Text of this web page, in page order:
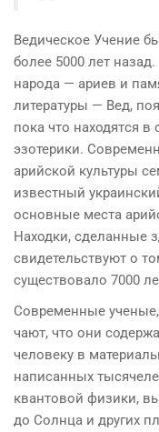
Ведическое Учение
более 5000 лет
наро­да — ариев и
литературы — Вед,
пока что находят­ся в
эзотерики.
арийской культуры
известный
основные места
Находки, сделанные
свидетельствуют о
существовало 7000
Современные
чают, что они
человеку в
написанных
квантовой физики,
до Солнца и других